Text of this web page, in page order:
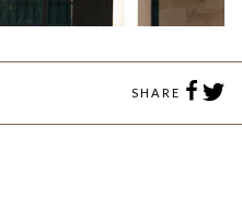
SHARE